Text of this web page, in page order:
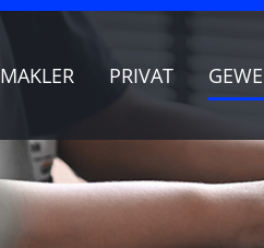
MAKLER PRIVAT